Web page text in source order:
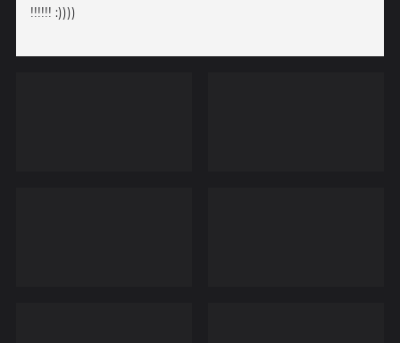
!!!!!! :))))